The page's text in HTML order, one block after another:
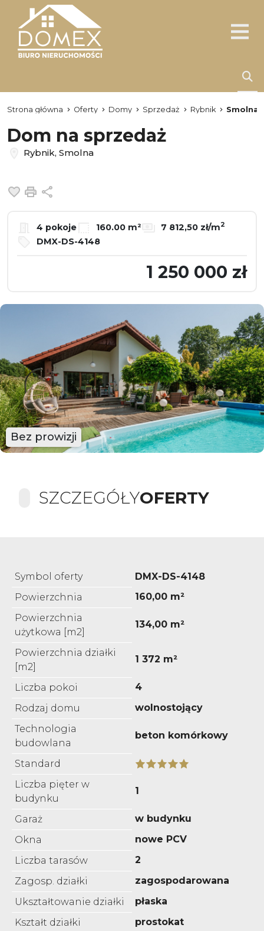
Strona główna Oferty Domy Sprzedaż Rybnik Smolna
Dom na sprzedaż
Rybnik, Smolna
Dodaj do ulubionych
Drukuj
4 pokoje 160.00 m² 7 812,50 zł/m2
DMX-DS-4148
1 250 000 zł
Bez prowizji
SZCZEGÓŁYOFERTY
Symbol oferty
DMX-DS-4148
Powierzchnia
160,00 m²
Powierzchnia
użytkowa [m2]
134,00 m²
Powierzchnia działki
[m2]
1 372 m²
Liczba pokoi
4
Rodzaj domu
wolnostojący
Technologia
budowlana
beton komórkowy
Standard
Liczba pięter w
budynku
1
Garaż
w budynku
Okna
nowe PCV
Liczba tarasów
2
Zagosp. działki
zagospodarowana
Ukształtowanie działki
płaska
Kształt działki
prostokat